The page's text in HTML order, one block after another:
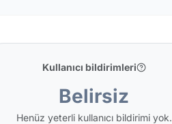
Kullanıcı bildirimleri
Belirsiz
Henüz yeterli kullanıcı bildirimi yok.